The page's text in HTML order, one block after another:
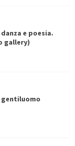
e poesia.
gallery)
gentiluomo